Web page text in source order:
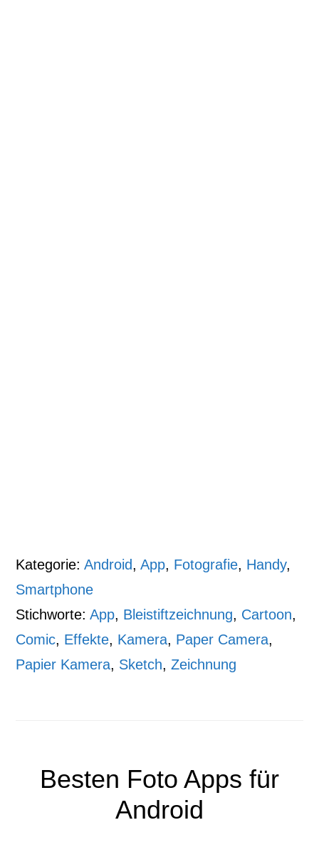
Kategorie:Android,App, Fotografie, Handy,
Smartphone
Stichworte:App, Bleistiftzeichnung, Cartoon,
Comic, Effekte, Kamera, Paper Camera,
Papier Kamera, Sketch,Zeichnung
Besten Foto Apps für
Android